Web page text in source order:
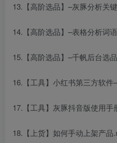
13.【高阶选品】–灰豚分析关
14.【高阶选品】–表格分析词
15.【高阶选品】–千帆后台选品
16.【工具】小红书第三方软
17.【工具】灰豚抖音版使用
18.【上货】如何手动上架产品